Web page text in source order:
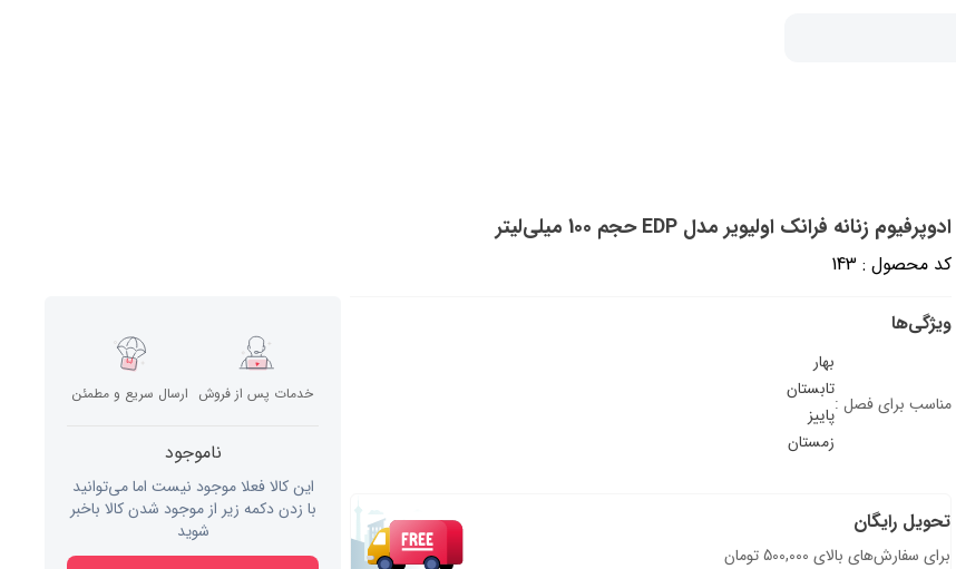
ادوپرفیوم زنانه فرانک اولیویر مدل EDP حجم 100 میلی‌لیتر
کد محصول : 143
ویژگی‌ها
مناسب برای فصل :
بهار
تابستان
پاییز
زمستان
تحویل رایگان
برای سفارش‌های بالای 500,000 تومان
خدمات پس از فروش ارسال سریع و مطمئن
ناموجود
این کالا فعلا موجود نیست اما می‌توانید
با زدن دکمه زیر از موجود شدن کالا باخبر
شوید